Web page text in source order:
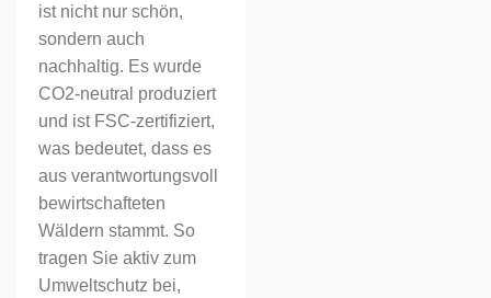
ist nicht nur schön,
sondern auch
nachhaltig. Es wurde
CO2-neutral produziert
und ist FSC-zertifiziert,
was bedeutet, dass es
aus verantwortungsvoll
bewirtschafteten
Wäldern stammt. So
tragen Sie aktiv zum
Umweltschutz bei,